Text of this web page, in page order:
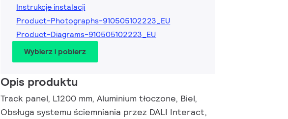
Instrukcje instalacji
Product-Photographs-910505102223_EU
Product-Diagrams-910505102223_EU
Wybierz i pobierz
Opis produktu
Track panel, L1200 mm, Aluminium tłoczone, Biel,
Obsługa systemu ściemniania przez DALI Interact,